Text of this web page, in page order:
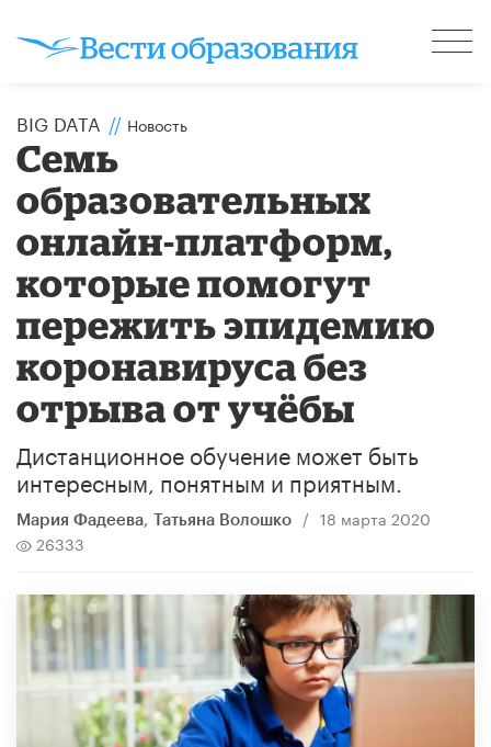
BIG DATA // Новость
Семь
образовательных
онлайн-платформ,
которые помогут
пережить эпидемию
коронавируса без
отрыва от учёбы
Дистанционное обучение может быть
интересным, понятным и приятным.
Мария Фадеева, Татьяна Волошко / 18 марта 2020
26333